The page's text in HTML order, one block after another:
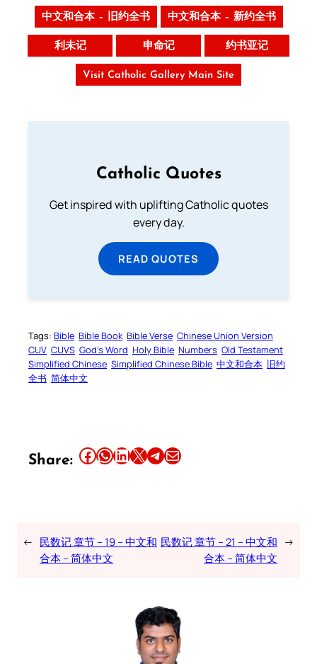
中文和合本 – 旧约全书 中文和合本 – 新约全书
利未记 申命记 约书亚记
Visit Catholic Gallery Main Site
Catholic Quotes
Get inspired with uplifting Catholic quotes
every day.
READ QUOTES
Tags: Bible Bible Book Bible Verse Chinese Union Version
CUV CUVS God’s Word Holy Bible Numbers Old Testament
Simplified Chinese Simplified Chinese Bible 中文和合本 旧约
全书 简体中文
Share: Share this article on Facebook Share this article on WhatsApp Share this article on LinkedIn Share this article on X Share this article on TelegramEmail this Article
← 民数记 章节 – 19 – 中文和
合本 – 简体中文
民数记 章节 – 21 – 中文和
合本 – 简体中文
→